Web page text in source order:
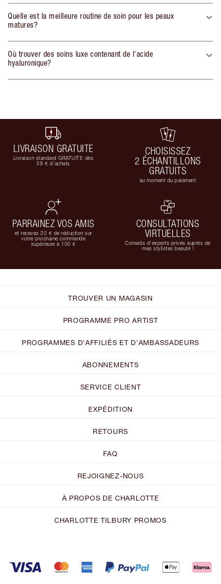
Quelle est la meilleure routine de soin pour les peaux
matures?
Où trouver des soins luxe contenant de l'acide
hyaluronique?
LIVRAISON GRATUITE
Livraison standard GRATUITE dès
59 € d'achats
CHOISISSEZ
2 ÉCHANTILLONS
GRATUITS
au moment du paiement
PARRAINEZ VOS AMIS
et recevez 20 € de réduction sur
votre prochaine commande
supérieure à 100 €
CONSULTATIONS
VIRTUELLES
Conseils d'experts privés auprès de
mes stylistes beauté !
TROUVER UN MAGASIN
PROGRAMME PRO ARTIST
PROGRAMMES D'AFFILIÉS ET D'AMBASSADEURS
ABONNEMENTS
SERVICE CLIENT
EXPÉDITION
RETOURS
FAQ
REJOIGNEZ-NOUS
À PROPOS DE CHARLOTTE
CHARLOTTE TILBURY PROMOS